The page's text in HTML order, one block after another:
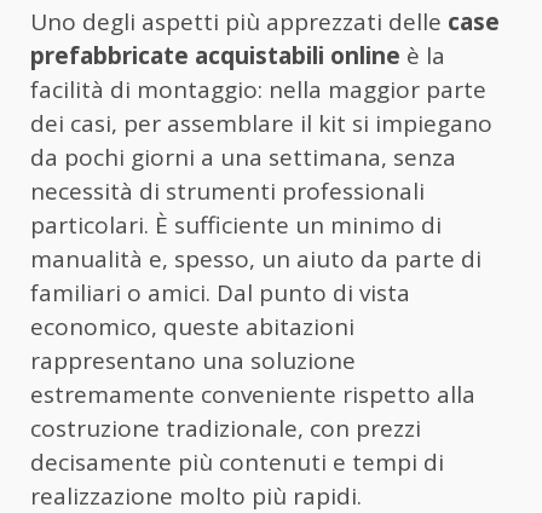
Uno degli aspetti più apprezzati delle case
prefabbricate acquistabili online è la
facilità di montaggio: nella maggior parte
dei casi, per assemblare il kit si impiegano
da pochi giorni a una settimana, senza
necessità di strumenti professionali
particolari. È sufficiente un minimo di
manualità e, spesso, un aiuto da parte di
familiari o amici. Dal punto di vista
economico, queste abitazioni
rappresentano una soluzione
estremamente conveniente rispetto alla
costruzione tradizionale, con prezzi
decisamente più contenuti e tempi di
realizzazione molto più rapidi.